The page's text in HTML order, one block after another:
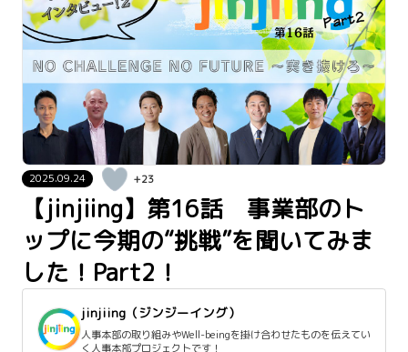
2025.09.24 +23
【jinjiing】第16話 事業部のト
ップに今期の“挑戦”を聞いてみま
した！Part2！
jinjiing（ジンジーイング）
人事本部の取り組みやWell-beingを掛け合わせたものを伝えてい
く人事本部プロジェクトです！